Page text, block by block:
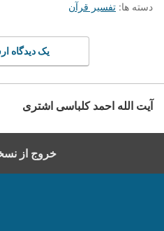
دسته ها: تفسیر قرآن
یک دیدگاه
آیت الله احمد کلباسی اشتری
خروج از